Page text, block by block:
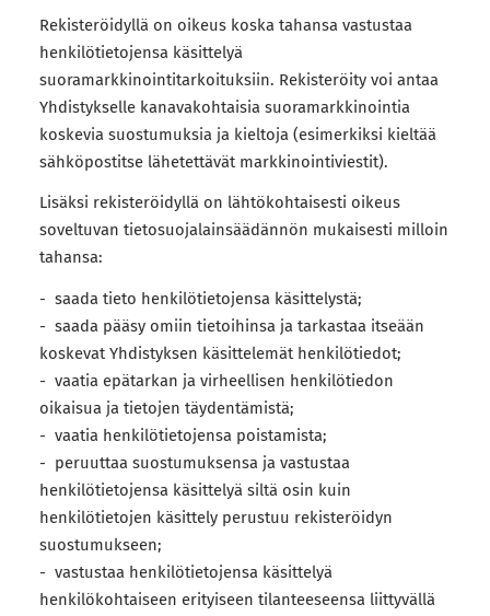
Rekisteröidyllä on oikeus koska tahansa vastustaa
henkilötietojensa käsittelyä
suoramarkkinointitarkoituksiin. Rekisteröity voi antaa
Yhdistykselle kanavakohtaisia suoramarkkinointia
koskevia suostumuksia ja kieltoja (esimerkiksi kieltää
sähköpostitse lähetettävät markkinointiviestit).
Lisäksi rekisteröidyllä on lähtökohtaisesti oikeus
soveltuvan tietosuojalainsäädännön mukaisesti milloin
tahansa:
- saada tieto henkilötietojensa käsittelystä;
- saada pääsy omiin tietoihinsa ja tarkastaa itseään
koskevat Yhdistyksen käsittelemät henkilötiedot;
- vaatia epätarkan ja virheellisen henkilötiedon
oikaisua ja tietojen täydentämistä;
- vaatia henkilötietojensa poistamista;
- peruuttaa suostumuksensa ja vastustaa
henkilötietojensa käsittelyä siltä osin kuin
henkilötietojen käsittely perustuu rekisteröidyn
suostumukseen;
- vastustaa henkilötietojensa käsittelyä
henkilökohtaiseen erityiseen tilanteeseensa liittyvällä